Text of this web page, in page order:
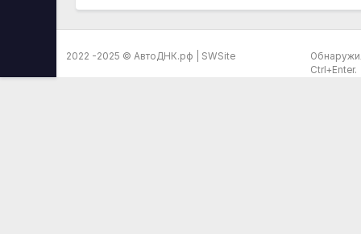
2022 -2025 © АвтоДНК.рф SWSite
Ctrl+Enter.